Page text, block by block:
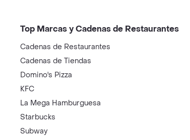
Top Marcas y Cadenas de Restaurantes
Cadenas de Restaurantes
Cadenas de Tiendas
Domino's Pizza
KFC
La Mega Hamburguesa
Starbucks
Subway